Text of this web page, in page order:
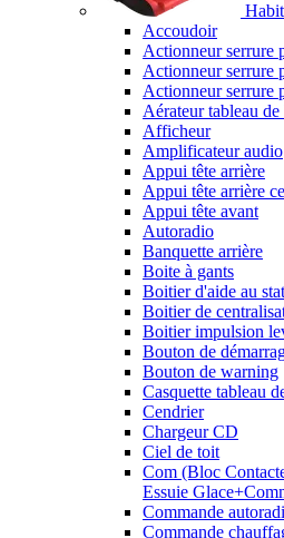
Accoudoir
Actionneur serrure
Actionneur serrure
Actionneur serrure
Aérateur tableau de
Afficheur
Amplificateur audio
Appui tête arrière
Appui tête arrière
Appui tête avant
Autoradio
Banquette arrière
Boite à gants
Boitier d'aide au
Boitier de
Boitier impulsion
Bouton de
Bouton de warning
Casquette tableau
Cendrier
Chargeur CD
Ciel de toit
Com (Bloc
Essuie
Commande
Commande